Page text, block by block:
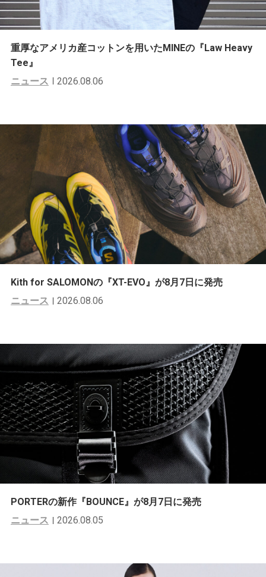
重厚なアメリカ産コットンを用いたMINEの『Law Heavy
Tee』
ニュース
2026.08.06
Kith for SALOMONの『XT-EVO』が8月7日に発売
ニュース
2026.08.06
PORTERの新作『BOUNCE』が8月7日に発売
ニュース
2026.08.05